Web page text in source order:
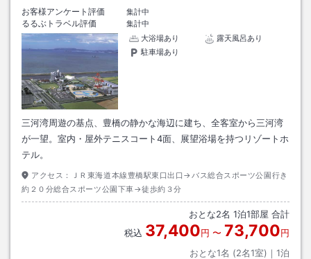
お客様アンケート評価
集計中
るるぶトラベル評価
集計中
大浴場あり
露天風呂あり
駐車場あり
三河湾周遊の基点、豊橋の静かな海辺に建ち、全客室から三河湾
が一望。室内・屋外テニスコート4面、展望浴場を持つリゾートホ
テル。
アクセス：
ＪＲ東海道本線豊橋駅東口出口→バス総合スポーツ公園行き
約２０分総合スポーツ公園下車→徒歩約３分
おとな2名 1泊1部屋 合計
税込 37,400円 〜 73,700円
おとな1名 (2名1室)｜ 1泊